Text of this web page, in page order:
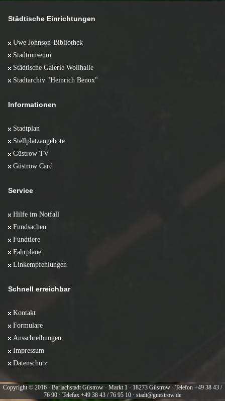
Städtische Einrichtungen
Uwe Johnson-Bibliothek
Stadtmuseum
Städtische Galerie Wollhalle
Stadtarchiv "Heinrich Benox"
Informationen
Stadtplan
Stellplatzangebote
Güstrow TV
Güstrow Card
Service
Hilfe im Notfall
Fundsachen
Fundtiere
Fahrpläne
Linkempfehlungen
Schnell erreichbar
Kontakt
Formulare
Ausschreibungen
Impressum
Datenschutz
Copyright © 2016 · Barlachstadt Güstrow · Markt 1 · 18273 Güstrow · Telefon +49 38 43 /
76 90 · Telefax +49 38 43 / 76 95 10 · stadt@guestrow.de